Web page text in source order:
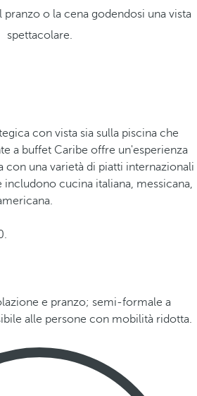
o la cena godendosi una vista
spettacolare.
con vista sia sulla piscina che
a buffet Caribe offre un'esperienza
una varietà di piatti internazionali
includono cucina italiana, messicana,
e pranzo; semi-formale a
alle persone con mobilità ridotta.